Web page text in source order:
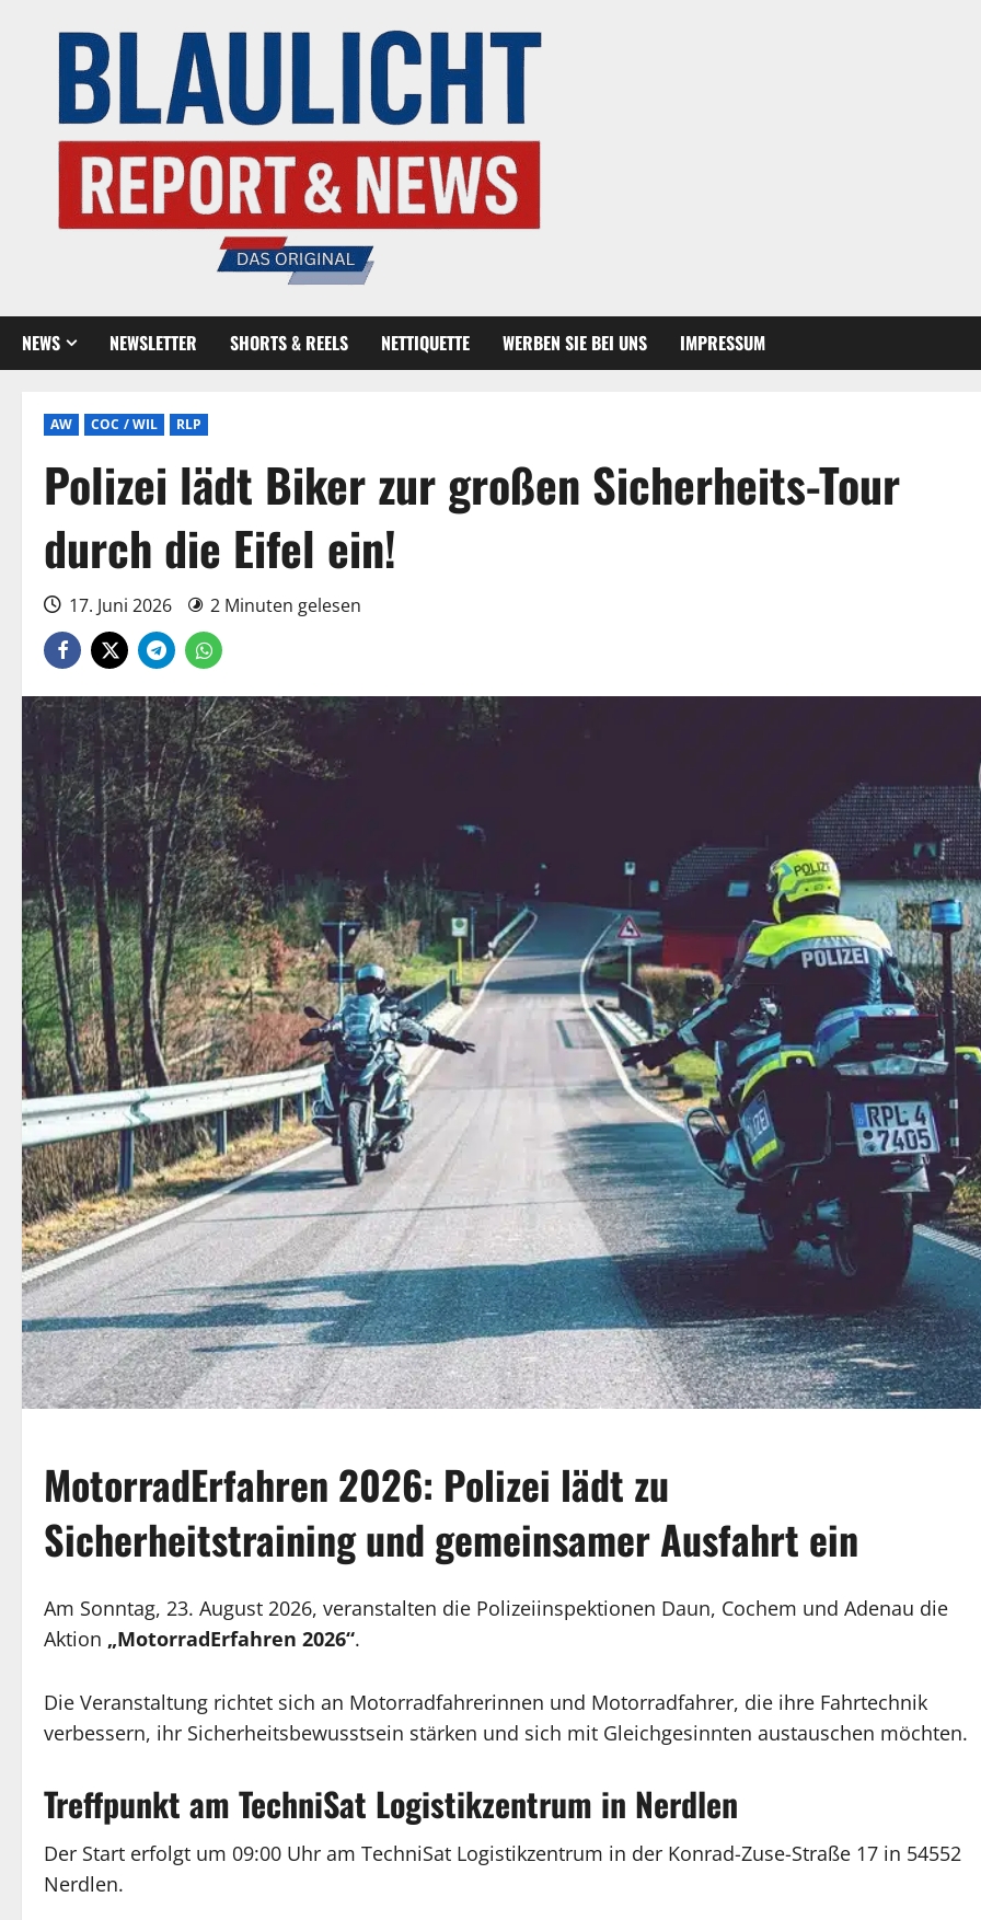
NEWS NEWSLETTER SHORTS & REELS NETTIQUETTE WERBEN SIE BEI UNS IMPRESSUM
AW COC / WIL RLP
Polizei lädt Biker zur großen Sicherheits-Tour
durch die Eifel ein!
17. Juni 2026 2 Minuten gelesen
MotorradErfahren 2026: Polizei lädt zu
Sicherheitstraining und gemeinsamer Ausfahrt ein
Am Sonntag, 23. August 2026, veranstalten die Polizeiinspektionen Daun, Cochem und Adenau die
Aktion „MotorradErfahren 2026“.
Die Veranstaltung richtet sich an Motorradfahrerinnen und Motorradfahrer, die ihre Fahrtechnik
verbessern, ihr Sicherheitsbewusstsein stärken und sich mit Gleichgesinnten austauschen möchten.
Treffpunkt am TechniSat Logistikzentrum in Nerdlen
Der Start erfolgt um 09:00 Uhr am TechniSat Logistikzentrum in der Konrad-Zuse-Straße 17 in 54552
Nerdlen.